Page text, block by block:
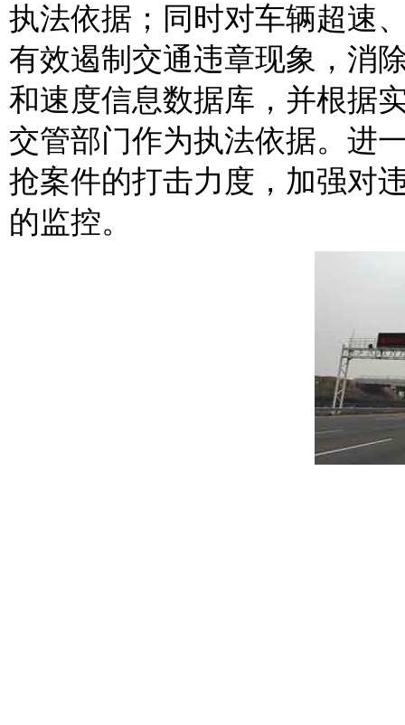
执法依据；同时对车辆超速
有效遏制交通违章现象，消
和速度信息数据库，并根据
交管部门作为执法依据。进
抢案件的打击力度，加强对
的监控。